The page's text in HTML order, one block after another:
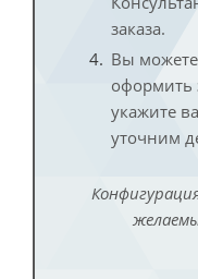
заказа.
Вы
оформить
укажите
уточним